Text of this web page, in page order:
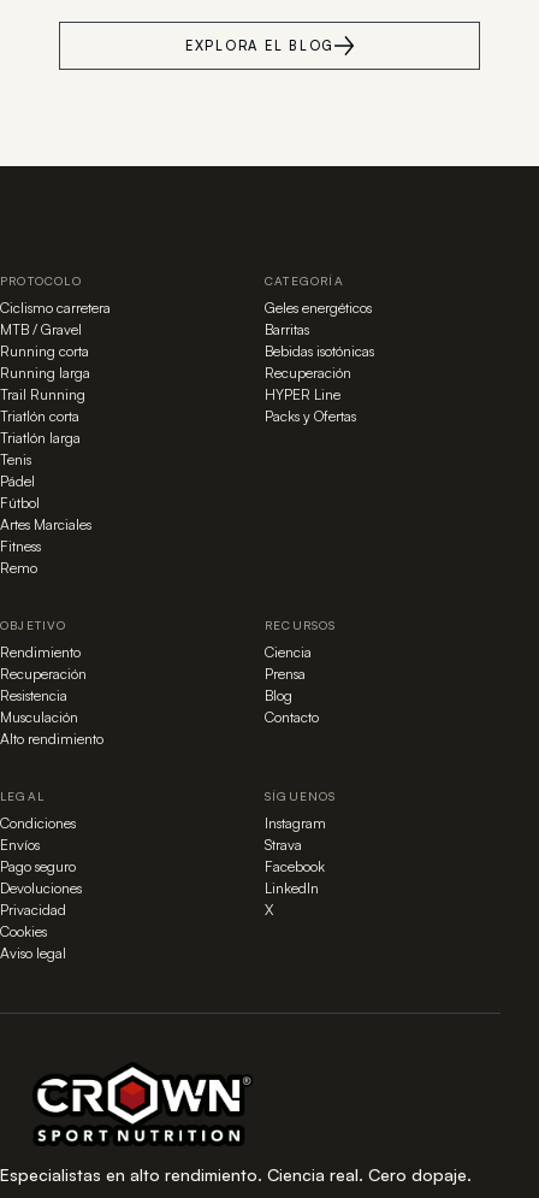
EXPLORA EL BLOG
PROTOCOLO
Ciclismo carretera
MTB / Gravel
Running corta
Running larga
Trail Running
Triatlón corta
Triatlón larga
Tenis
Pádel
Fútbol
Artes Marciales
Fitness
Remo
CATEGORÍA
Geles energéticos
Barritas
Bebidas isotónicas
Recuperación
HYPER Line
Packs y Ofertas
OBJETIVO
Rendimiento
Recuperación
Resistencia
Musculación
Alto rendimiento
RECURSOS
Ciencia
Prensa
Blog
Contacto
LEGAL
Condiciones
Envíos
Pago seguro
Devoluciones
Privacidad
Cookies
Aviso legal
SÍGUENOS
Instagram
Strava
Facebook
LinkedIn
X
Especialistas en alto rendimiento. Ciencia real. Cero dopaje.